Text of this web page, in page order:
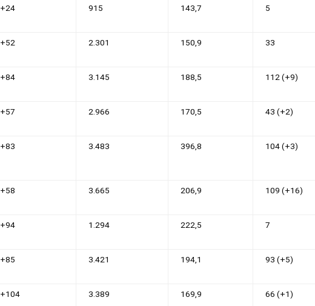
+24 915 143,7 5
+52 2.301 150,9 33
+84 3.145 188,5 112 (+9)
+57 2.966 170,5 43 (+2)
+83 3.483 396,8 104 (+3)
+58 3.665 206,9 109 (+16)
+94 1.294 222,5 7
+85 3.421 194,1 93 (+5)
+104 3.389 169,9 66 (+1)